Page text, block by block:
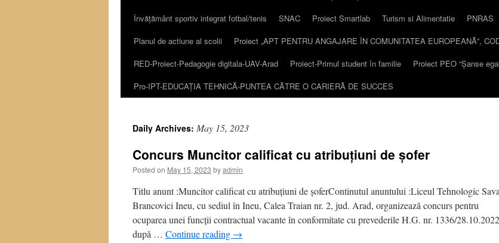
content
Învățământ sportiv integrat fotbal/tenis
SNAC Proiect Smartlab Turism si Alimentatie PNRAS
Planul de actiune al scolii
Proiect „APT PENTRU ANGAJARE ÎN COMUNITATEA EUROPEANĂ”,
RED-Proiect-Pedagogie digitala-UAV-Arad
Proiect-Primul student în familie
Proiect PEO “Șanse
Pro-IPT-EDUCAȚIA TEHNICĂ-PUNTEA CĂTRE O CARIERĂ DE SUCCES
Daily Archives: May 15, 2023
Concurs Muncitor calificat cu atribuțiuni de șofer
Posted on May 15, 2023 byadmin
Titlu anunt :Muncitor calificat cu atribuțiuni de șoferContinutul anuntului :Liceul Tehnologic Sava
Brancovici Ineu, cu sediul în Ineu, Calea Traian nr. 2, jud. Arad, organizează concurs pentru
ocuparea unei funcții contractual vacante în conformitate cu prevederile H.G. nr. 1336/
după … Continue reading →